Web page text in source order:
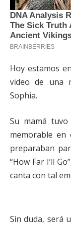
Hoy estamos
video de una
Sophia.
Su mamá
memorable en
preparaban
“How Far I’ll
canta con tal
Sin duda, será